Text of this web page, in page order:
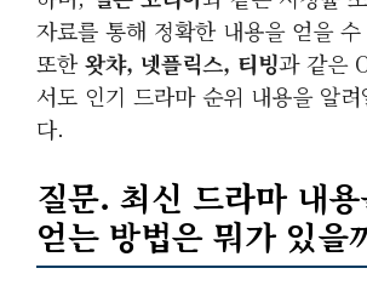
자료를 통해 정확한 내용을 얻을
또한왓챠, 넷플릭스, 티빙과 같은
서도 인기 드라마 순위 내용을 알려
다.
질문. 최신 드라마 내
얻는 방법은 뭐가 있을